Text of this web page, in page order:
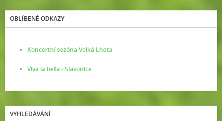
OBLÍBENÉ ODKAZY
Koncertní sezóna Velká Lhota
Viva la bella - Slavonice
VYHLEDÁVÁNÍ